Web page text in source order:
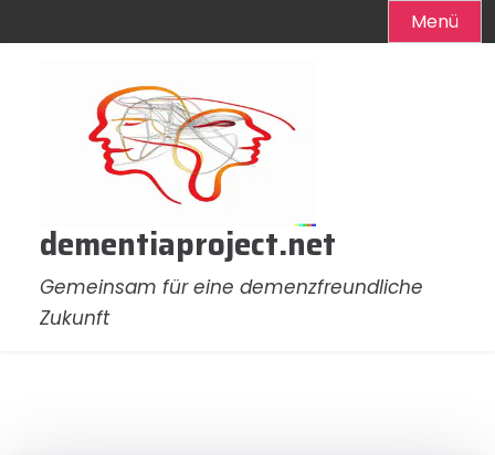
Menü
dementiaproject.net
Gemeinsam für eine demenzfreundliche
Zukunft